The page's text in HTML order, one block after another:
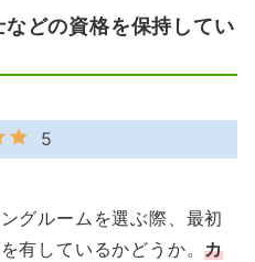
どの資格を保持してい
5
グルームを選ぶ際、最初
有しているかどうか。カ